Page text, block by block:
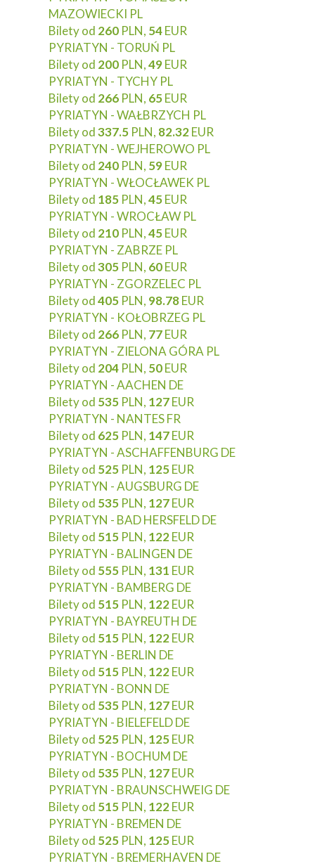
MAZOWIECKI PL
Bilety od 260 PLN, 54EUR
PYRIATYN - TORUŃ PL
Bilety od 200 PLN,49EUR
PYRIATYN - TYCHY PL
Bilety od 266 PLN, 65EUR
PYRIATYN - WAŁBRZYCH PL
Bilety od337.5 PLN, 82.32EUR
PYRIATYN - WEJHEROWO PL
Bilety od 240 PLN, 59EUR
PYRIATYN - WŁOCŁAWEK PL
Bilety od 185 PLN,45EUR
PYRIATYN - WROCŁAW PL
Bilety od 210 PLN,45EUR
PYRIATYN - ZABRZE PL
Bilety od305 PLN, 60EUR
PYRIATYN - ZGORZELEC PL
Bilety od405 PLN, 98.78EUR
PYRIATYN - KOŁOBRZEG PL
Bilety od 266 PLN, 77EUR
PYRIATYN - ZIELONA GÓRA PL
Bilety od 204 PLN, 50EUR
PYRIATYN - AACHEN DE
Bilety od 535 PLN, 127EUR
PYRIATYN - NANTES FR
Bilety od 625 PLN, 147EUR
PYRIATYN - ASCHAFFENBURG DE
Bilety od 525 PLN, 125EUR
PYRIATYN - AUGSBURG DE
Bilety od 535 PLN, 127EUR
PYRIATYN - BAD HERSFELD DE
Bilety od 515 PLN, 122EUR
PYRIATYN - BALINGEN DE
Bilety od 555 PLN, 131 EUR
PYRIATYN - BAMBERG DE
Bilety od 515 PLN, 122EUR
PYRIATYN - BAYREUTH DE
Bilety od 515 PLN, 122EUR
PYRIATYN - BERLIN DE
Bilety od 515 PLN, 122EUR
PYRIATYN - BONN DE
Bilety od 535 PLN, 127EUR
PYRIATYN - BIELEFELD DE
Bilety od 525 PLN, 125EUR
PYRIATYN - BOCHUM DE
Bilety od 535 PLN, 127EUR
PYRIATYN - BRAUNSCHWEIG DE
Bilety od 515 PLN, 122EUR
PYRIATYN - BREMEN DE
Bilety od 525 PLN, 125EUR
PYRIATYN - BREMERHAVEN DE